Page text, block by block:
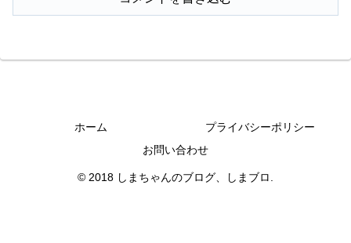
ホーム
プライバシーポリシー
お問い合わせ
© 2018 しまちゃんのブログ、しまブロ.